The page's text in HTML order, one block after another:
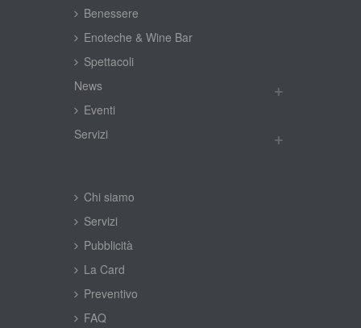
Benessere
Enoteche & Wine Bar
Spettacoli
New
Eventi
Servizi
Chi siamo
Servizi
Pubblicità
La Card
Preventivo
FAQ